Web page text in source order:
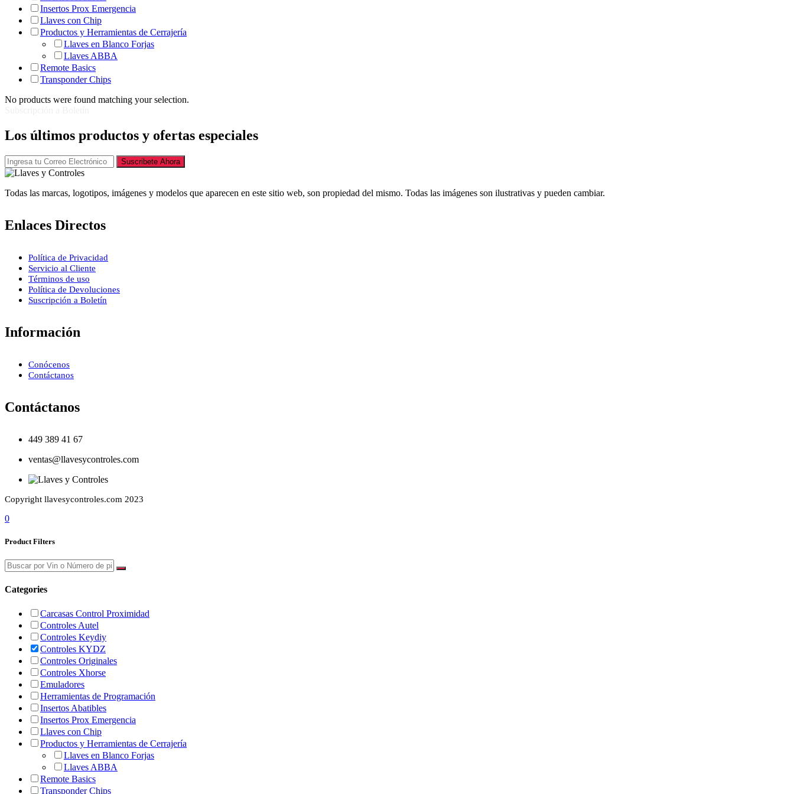
Insertos Prox Emergencia
Llaves con Chip
Productos y Herramientas de Cerrajería
Llaves en Blanco Forjas
Llaves ABBA
Remote Basics
Transponder Chips
No products were found matching your selection.
Los últimos productos y ofertas especiales
Suscribete Ahora
Todas las marcas, logotipos, imágenes y modelos que aparecen en este sitio web, son propiedad del mismo. Todas las imágenes son ilustrativas y pueden cambiar.
Enlaces Directos
Política de Privacidad
Servicio al Cliente
Términos de uso
Política de Devoluciones
Suscripción a Boletín
Información
Conócenos
Contáctanos
Contáctanos
449 389 41 67
ventas@llavesycontroles.com
Copyright llavesycontroles.com 2023
0
Product Filters
Categories
Carcasas Control Proximidad
Controles Autel
Controles Keydiy
Controles KYDZ
Controles Originales
Controles Xhorse
Emuladores
Herramientas de Programación
Insertos Abatibles
Insertos Prox Emergencia
Llaves con Chip
Productos y Herramientas de Cerrajería
Llaves en Blanco Forjas
Llaves ABBA
Remote Basics
Transponder Chips